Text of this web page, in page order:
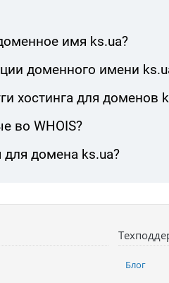
имя ks.ua?
доменного имени
хостинга для доменов
во WHOIS?
для домена ks.ua?
Блог